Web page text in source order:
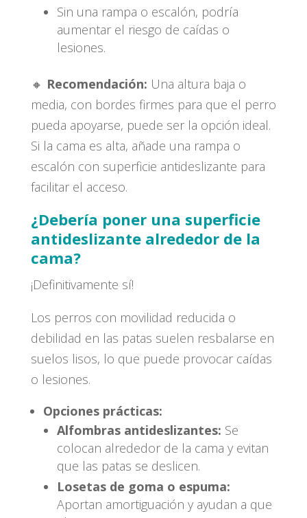
Sin una rampa o escalón, podría
aumentar el riesgo de caídas o
lesiones.
🔸 Recomendación: Una altura baja o
media, con bordes firmes para que el perro
pueda apoyarse, puede ser la opción ideal.
Si la cama es alta, añade una rampa o
escalón con superficie antideslizante para
facilitar el acceso.
¿Debería poner una superficie
antideslizante alrededor de la
cama?
¡Definitivamente sí!
Los perros con movilidad reducida o
debilidad en las patas suelen resbalarse en
suelos lisos, lo que puede provocar caídas
o lesiones.
Opciones prácticas:
Alfombras antideslizantes: Se
colocan alrededor de la cama y evitan
que las patas se deslicen.
Losetas de goma o espuma:
Aportan amortiguación y ayudan a que